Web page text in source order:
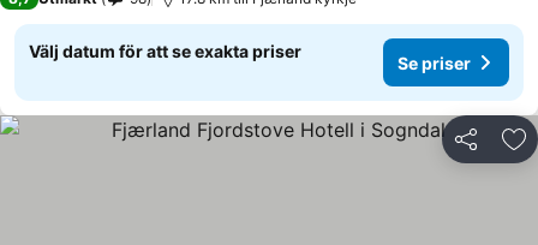
Välj datum för att se exakta priser
Se priser
Dela